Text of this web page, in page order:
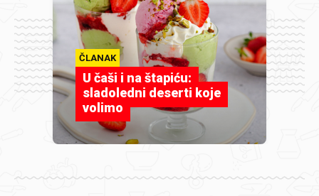
ČLANAK
U čaši i na štapiću:
sladoledni deserti koje
volimo